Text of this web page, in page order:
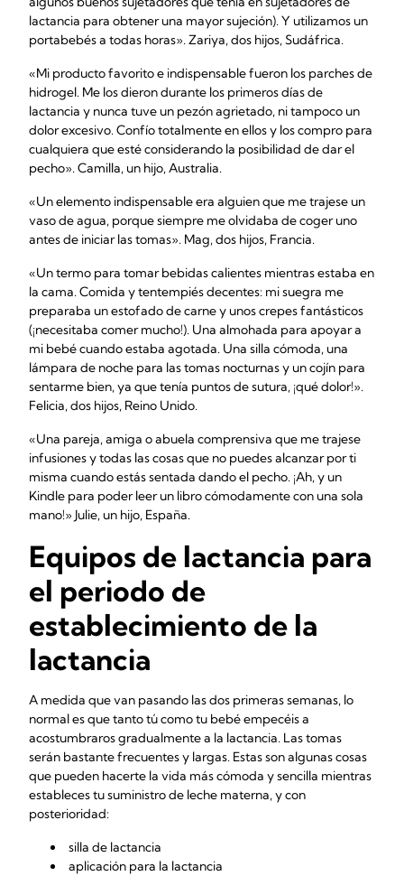
lactancia para obtener una mayor sujeción). Y utilizamos un
portabebés a todas horas». Zariya, dos hijos, Sudáfrica.
«Mi producto favorito e indispensable fueron los parches de
hidrogel. Me los dieron durante los primeros días de
lactancia y nunca tuve un pezón agrietado, ni tampoco un
dolor excesivo. Confío totalmente en ellos y los compro para
cualquiera que esté considerando la posibilidad de dar el
pecho». Camilla, un hijo, Australia.
«Un elemento indispensable era alguien que me trajese un
vaso de agua, porque siempre me olvidaba de coger uno
antes de iniciar las tomas». Mag, dos hijos, Francia.
«Un termo para tomar bebidas calientes mientras estaba en
la cama. Comida y tentempiés decentes: mi suegra me
preparaba un estofado de carne y unos crepes fantásticos
(¡necesitaba comer mucho!). Una almohada para apoyar a
mi bebé cuando estaba agotada. Una silla cómoda, una
lámpara de noche para las tomas nocturnas y un cojín para
sentarme bien, ya que tenía puntos de sutura, ¡qué dolor!».
Felicia, dos hijos, Reino Unido.
«Una pareja, amiga o abuela comprensiva que me trajese
infusiones y todas las cosas que no puedes alcanzar por ti
misma cuando estás sentada dando el pecho. ¡Ah, y un
Kindle para poder leer un libro cómodamente con una sola
mano!» Julie, un hijo, España.
Equipos de lactancia para
el periodo de
establecimiento de la
lactancia
A medida que van pasando las dos primeras semanas, lo
normal es que tanto tú como tu bebé empecéis a
acostumbraros gradualmente a la lactancia. Las tomas
serán bastante frecuentes y largas. Estas son algunas cosas
que pueden hacerte la vida más cómoda y sencilla mientras
estableces tu suministro de leche materna, y con
posterioridad:
silla de lactancia
aplicación para la lactancia